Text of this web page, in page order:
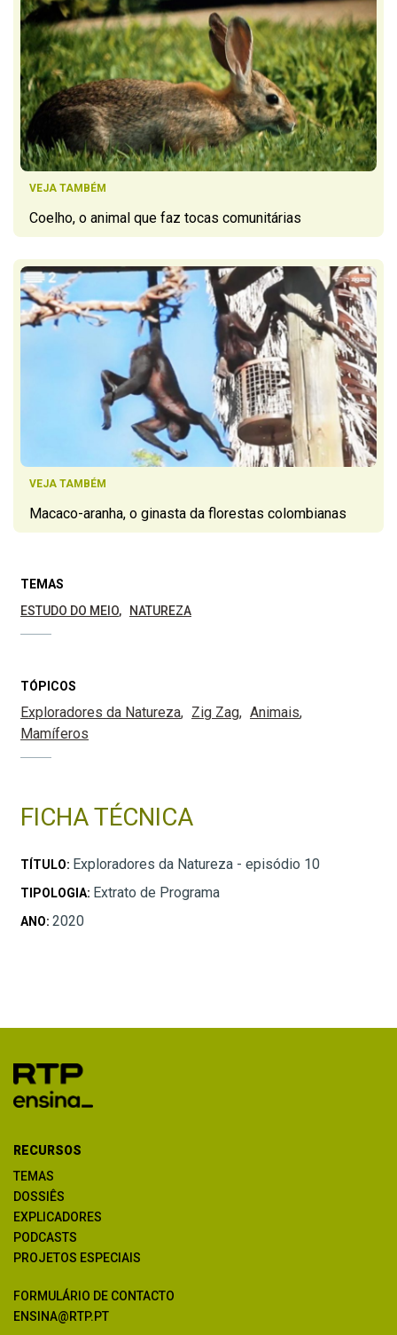
VEJA TAMBÉM
Coelho, o animal que faz tocas comunitárias
VEJA TAMBÉM
Macaco-aranha, o ginasta da florestas colombianas
TEMAS
ESTUDO DO MEIO
NATUREZA
TÓPICOS
Exploradores da Natureza Zig Zag
Animais
Mamíferos
FICHA TÉCNICA
TÍTULO: Exploradores da Natureza - episódio 10
TIPOLOGIA: Extrato de Programa
ANO: 2020
RECURSOS
TEMAS
DOSSIÊS
EXPLICADORES
PODCASTS
PROJETOS ESPECIAIS
FORMULÁRIO DE CONTACTO
ENSINA@RTP.PT